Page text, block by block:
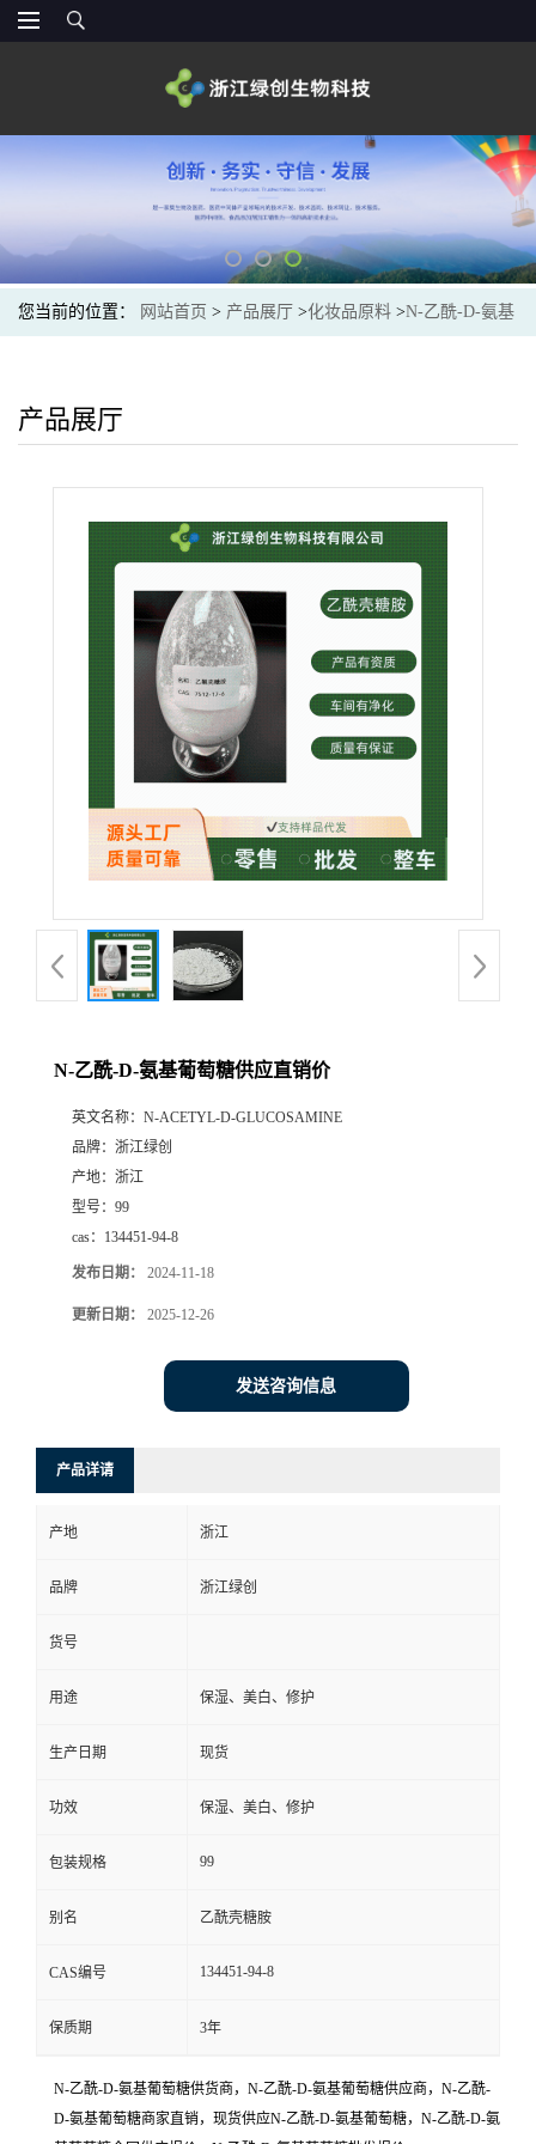
您当前的位置： 网站首页 > 产品展厅 >化妆品原料 >N-乙酰-D-氨基
产品展厅
N-乙酰-D-氨基葡萄糖供应直销价
英文名称： N-ACETYL-D-GLUCOSAMINE
品牌： 浙江绿创
产地： 浙江
型号： 99
cas： 134451-94-8
发布日期： 2024-11-18
更新日期： 2025-12-26
发送咨询信息
产品详请
产地 浙江
品牌 浙江绿创
货号
用途 保湿、美白、修护
生产日期 现货
功效 保湿、美白、修护
包装规格 99
别名 乙酰壳糖胺
CAS编号 134451-94-8
保质期 3年
N-乙酰-D-氨基葡萄糖供货商，N-乙酰-D-氨基葡萄糖供应商，N-乙酰-
D-氨基葡萄糖商家直销，现货供应N-乙酰-D-氨基葡萄糖，N-乙酰-D-氨